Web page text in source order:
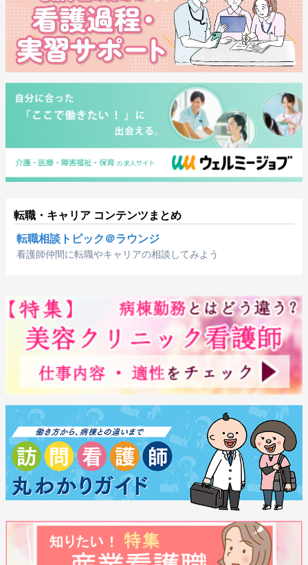
転職・キャリア コンテンツまとめ
転職相談トピック＠ラウンジ
看護師仲間に転職やキャリアの相談してみよう